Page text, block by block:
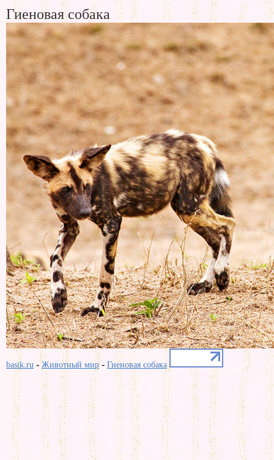
Гиеновая собака
basik.ru -Животный мир- Гиеновая собака